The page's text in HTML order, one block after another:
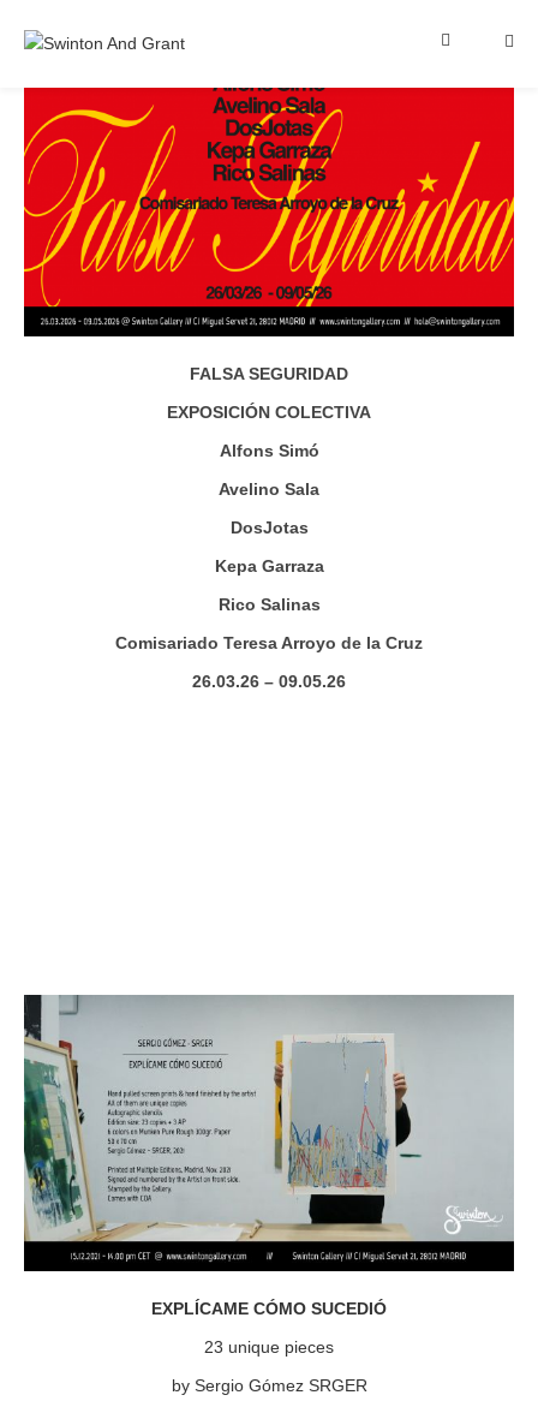
FALSA SEGURIDAD
EXPOSICIÓN COLECTIVA
Alfons Simó
Avelino Sala
DosJotas
Kepa Garraza
Rico Salinas
Comisariado Teresa Arroyo de la Cruz
26.03.26 – 09.05.26
EXPLÍCAME CÓMO SUCEDIÓ
23 unique pieces
by Sergio Gómez SRGER